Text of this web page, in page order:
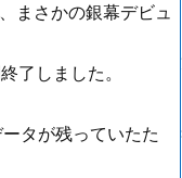
まさかの銀幕デビュ
しました。
タが残っていたた